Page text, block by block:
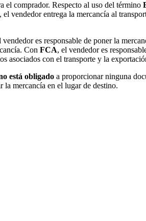
el comprador. Respecto al uso del término
, el vendedor entrega la mercancía al
vendedor es responsable de poner la
Con FCA, el vendedor es
asociados con el transporte y la
está obligado a proporcionar ninguna
la mercancía en el lugar de destino.